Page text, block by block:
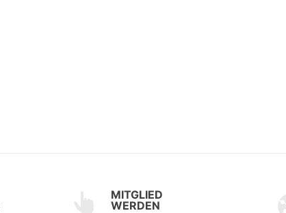
MITGLIED
WERDEN